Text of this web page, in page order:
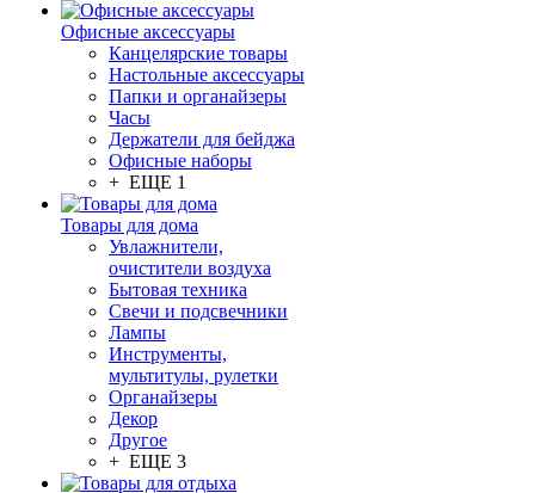
Офисные аксессуары
Канцелярские товары
Настольные аксессуары
Папки и органайзеры
Часы
Держатели для бейджа
Офисные наборы
+ ЕЩЕ 1
Товары для дома
Увлажнители,
очистители воздуха
Бытовая техника
Свечи и подсвечники
Лампы
Инструменты,
мультитулы, рулетки
Органайзеры
Декор
Другое
+ ЕЩЕ 3